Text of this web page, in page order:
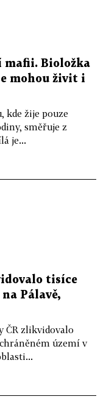
mafii. Bioložka
mohou živit i
kde žije pouze
směřuje z
je...
tisíce
Pálavě,
ČR zlikvidovalo
území v